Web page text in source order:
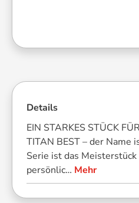
Details
EIN STARKES STÜCK
TITAN BEST – der Name
Serie ist das
persönlic… Mehr